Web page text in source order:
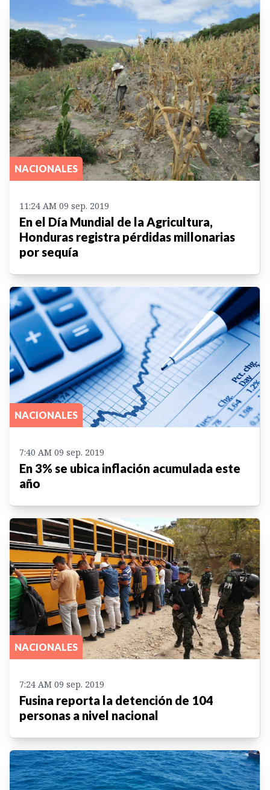
NACIONALES
11:24 AM 09 sep. 2019
En el Día Mundial de la Agricultura,
Honduras registra pérdidas millonarias
por sequía
NACIONALES
7:40 AM 09 sep. 2019
En 3% se ubica inflación acumulada este
año
NACIONALES
7:24 AM 09 sep. 2019
Fusina reporta la detención de 104
personas a nivel nacional